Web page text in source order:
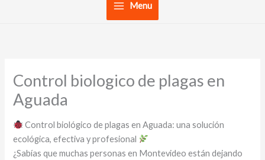
Menu
Control biologico de plagas en
Aguada
Control biológico de plagas en Aguada: una solución
ecológica, efectiva y profesional
¿Sabías que muchas personas en Montevideo están dejando